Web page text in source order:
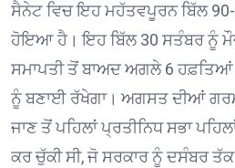
ਸੈਨੇਟ ਵਿਚ ਇਹ ਮਹੱਤਵਪੂਰਨ ਬਿੱਲ 90-
ਹੋਇਆ ਹੈ। ਇਹ ਬਿੱਲ 30 ਸਤੰਬਰ ਨੂੰ
ਸਮਾਪਤੀ ਤੋਂ ਬਾਅਦ ਅਗਲੇ 6
ਨੂੰ ਬਣਾਈ ਰੱਖੇਗਾ। ਅਗਸਤ ਦੀਆਂ
ਜਾਣ ਤੋਂ ਪਹਿਲਾਂ ਪ੍ਰਤੀਨਿਧ ਸਭਾ
ਕਰ ਚੁੱਕੀ ਸੀ, ਜੋ ਸਰਕਾਰ ਨੂੰ ਦਸੰਬਰ